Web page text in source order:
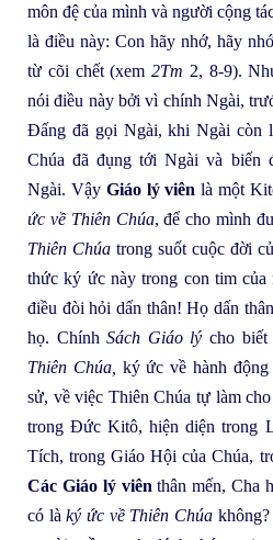
môn đệ của mình và người cộng
là điều này: Con hãy nhớ, hãy
từ cõi chết (xem 2Tm 2, 8-9).
nói điều này bởi vì chính Ngài,
Đấng đã gọi Ngài, khi Ngài còn
Chúa đã đụng tới Ngài và biến
Ngài. Vậy Giáo lý viênlà một
ức về Thiên Chúa, để cho mình
Thiên Chúatrong suốt cuộc đời
thức ký ức này trong con tim
điều đòi hỏi dấn thân! Họ dấn
họ. ChínhSách Giáo lýcho
Thiên Chúa, ký ức về hành
sử, về việc Thiên Chúa tự làm
trong Đức Kitô, hiện diện trong
Tích, trong Giáo Hội của Chúa,
Các Giáo lý viênthân mến, Cha
có làký ức về Thiên Chúa